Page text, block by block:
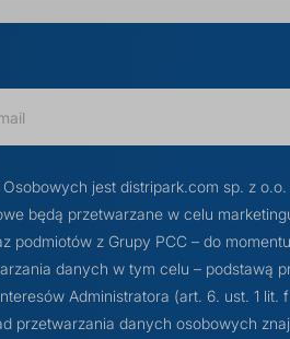
jest distripark.com sp. z
będą przetwarzane w celu
podmiotów z Grupy PCC – do
danych w tym celu – podstawą
Administratora (art. 6. ust. 1 lit.
przetwarzania danych osobowych